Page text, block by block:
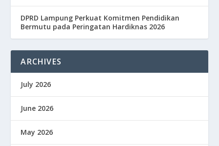
DPRD Lampung Perkuat Komitmen Pendidikan
Bermutu pada Peringatan Hardiknas 2026
ARCHIVES
July 2026
June 2026
May 2026